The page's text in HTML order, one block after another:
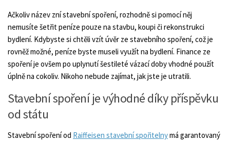
Ačkoliv název zní stavební spoření, rozhodně si pomocí něj
nemusíte šetřit peníze pouze na stavbu, koupi či rekonstrukci
bydlení. Kdybyste si chtěli vzít úvěr ze stavebního spoření, což je
rovněž možné, peníze byste museli využít na bydlení. Finance ze
spoření je ovšem po uplynutí šestileté vázací doby vhodné použít
úplně na cokoliv. Nikoho nebude zajímat, jak jste je utratili.
Stavební spoření je výhodné díky příspěvku
od státu
Stavební spoření od Raiffeisen stavební spořitelnymá garantovaný